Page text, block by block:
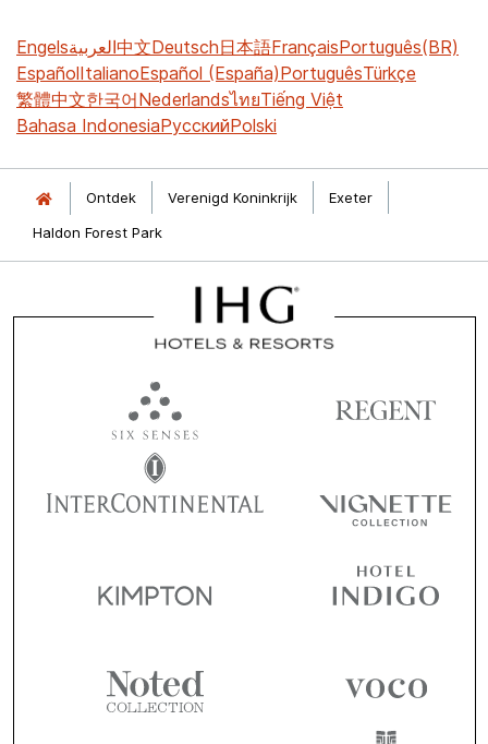
Engelsالعربية中文Deutsch日本語FrançaisPortuguês(BR)
EspañolItalianoEspañol (España)PortuguêsTürkçe
繁體中文한국어NederlandsไทยTiếng Việt
Bahasa IndonesiaРусскийPolski
Ontdek Verenigd Koninkrijk
Exeter
Haldon Forest Park